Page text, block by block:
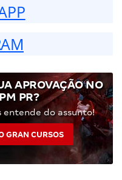
APROVAÇÃO NO
PR?
entende do assunto!
GRAN CURSOS